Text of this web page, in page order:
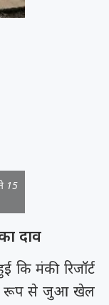
15
दाव
कि मंकी रिजॉर्ट
रूप से जुआ खेल